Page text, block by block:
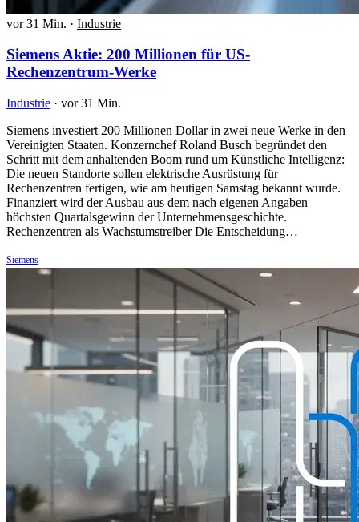
vor 31 Min. · Industrie
Siemens Aktie: 200 Millionen für US-
Rechenzentrum-Werke
Industrie · vor 31 Min.
Siemens investiert 200 Millionen Dollar in zwei neue Werke in den
Vereinigten Staaten. Konzernchef Roland Busch begründet den
Schritt mit dem anhaltenden Boom rund um Künstliche Intelligenz:
Die neuen Standorte sollen elektrische Ausrüstung für
Rechenzentren fertigen, wie am heutigen Samstag bekannt wurde.
Finanziert wird der Ausbau aus dem nach eigenen Angaben
höchsten Quartalsgewinn der Unternehmensgeschichte.
Rechenzentren als Wachstumstreiber Die Entscheidung…
Siemens